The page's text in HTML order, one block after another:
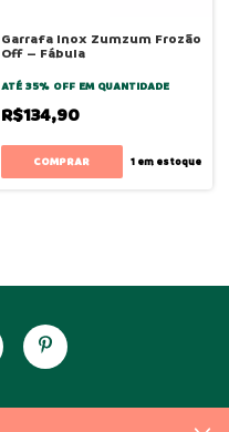
Garrafa Inox Zumzum Frozão
Off – Fábula
ATÉ 35% OFF EM QUANTIDADE
R$134,90
1 em estoque